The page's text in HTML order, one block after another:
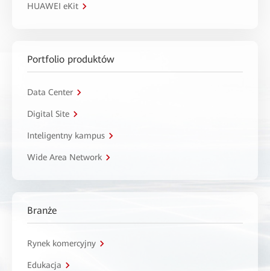
HUAWEI eKit
Portfolio produktów
Data Center
Digital Site
Inteligentny kampus
Wide Area Network
Branże
Rynek komercyjny
Edukacja